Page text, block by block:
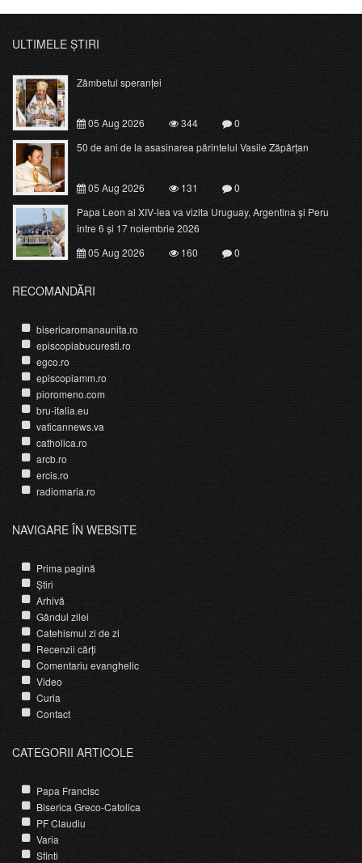
ULTIMELE ȘTIRI
Zâmbetul speranței
05 Aug 2026 344
0
50 de ani de la asasinarea părintelui Vasile Zăpârțan
05 Aug 2026 131
0
Papa Leon al XIV-lea va vizita Uruguay, Argentina și Peru
între 6 și 17 noiembrie 2026
05 Aug 2026
160 0
RECOMANDĂRI
bisericaromanaunita.ro
episcopiabucuresti.ro
egco.ro
episcopiamm.ro
pioromeno.com
bru-italia.eu
vaticannews.va
catholica.ro
arcb.ro
ercis.ro
radiomaria.ro
NAVIGARE ÎN WEBSITE
Prima pagină
Știri
Arhivă
Gândul zilei
Catehismul zi de zi
Recenzii cărți
Comentariu evanghelic
Video
Curia
Contact
CATEGORII ARTICOLE
Papa Francisc
Biserica Greco-Catolica
PF Claudiu
Varia
Sfinti